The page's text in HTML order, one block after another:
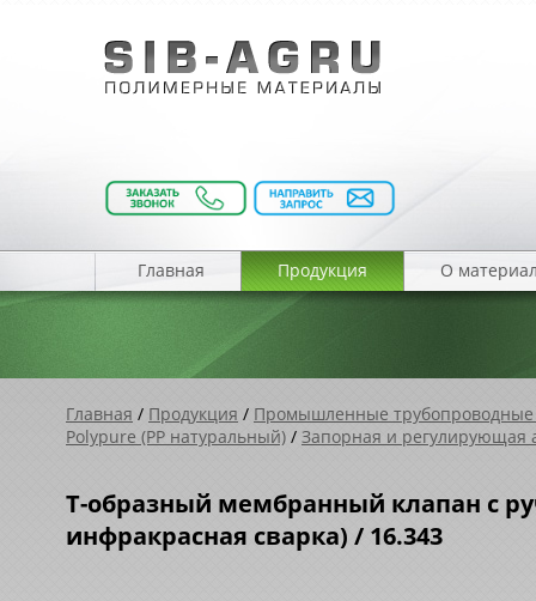
Главная Продукция О
Главная / Продукция / Промышленные
Polypure (PP натуральный) / Запорная и регулирующая
Т-образный мембранный клапан с
инфракрасная сварка) / 16.343